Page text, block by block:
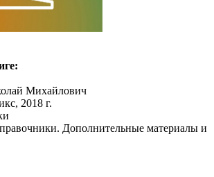
Михайлович
2018 г.
Дополнительные материалы и